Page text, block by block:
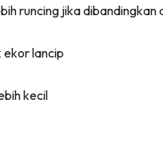
runcing jika dibandingkan
ekor lancip
kecil